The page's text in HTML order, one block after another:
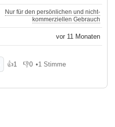
Nur für den persönlichen und nicht-
kommerziellen Gebrauch
vor 11 Monaten
👍1
Gefällt mir
👎0
Gefällt mir nicht
•1 Stimme